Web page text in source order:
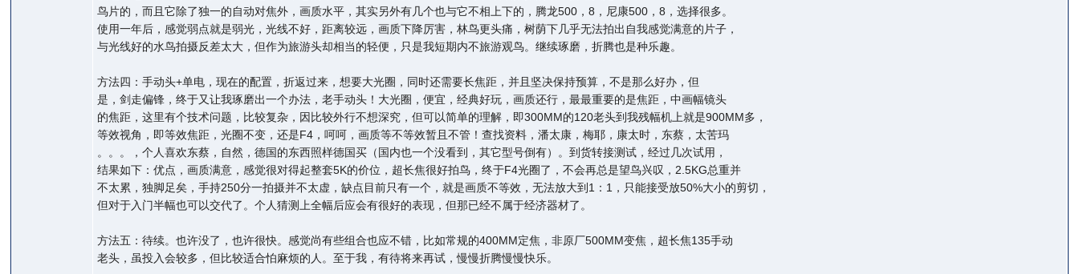
鸟片的，而且它除了独一的自动对焦外，画质水平，其实另外有几个也与它不相上下的，腾龙500，8，尼康500，8，选择很多。
使用一年后，感觉弱点就是弱光，光线不好，距离较远，画质下降厉害，林鸟更头痛，树荫下几乎无法拍出自我感觉满意的片子，
与光线好的水鸟拍摄反差太大，但作为旅游头却相当的轻便，只是我短期内不旅游观鸟。继续琢磨，折腾也是种乐趣。
方法四：手动头+单电，现在的配置，折返过来，想要大光圈，同时还需要长焦距，并且坚决保持预算，不是那么好办，但
是，剑走偏锋，终于又让我琢磨出一个办法，老手动头！大光圈，便宜，经典好玩，画质还行，最最重要的是焦距，中画幅镜头
的焦距，这里有个技术问题，比较复杂，因比较外行不想深究，但可以简单的理解，即300MM的120老头到我残幅机上就是900MM多，
等效视角，即等效焦距，光圈不变，还是F4，呵呵，画质等不等效暂且不管！查找资料，潘太康，梅耶，康太时，东蔡，太苦玛
。。。，个人喜欢东蔡，自然，德国的东西照样德国买（国内也一个没看到，其它型号倒有）。到货转接测试，经过几次试用，
结果如下：优点，画质满意，感觉很对得起整套5K的价位，超长焦很好拍鸟，终于F4光圈了，不会再总是望鸟兴叹，2.5KG总重并
不太累，独脚足矣，手持250分一拍摄并不太虚，缺点目前只有一个，就是画质不等效，无法放大到1：1，只能接受放50%大小的剪切，
但对于入门半幅也可以交代了。个人猜测上全幅后应会有很好的表现，但那已经不属于经济器材了。
方法五：待续。也许没了，也许很快。感觉尚有些组合也应不错，比如常规的400MM定焦，非原厂500MM变焦，超长焦135手动
老头，虽投入会较多，但比较适合怕麻烦的人。至于我，有待将来再试，慢慢折腾慢慢快乐。